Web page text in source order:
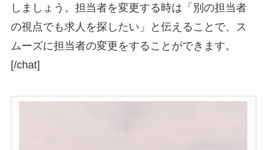
しましょう。担当者を変更する時は 「別の担当者
の視点でも求人を探したい」
と伝えることで、ス
ムーズに担当者の変更をすることができます。
[/chat]